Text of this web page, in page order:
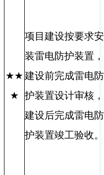
★★
★
项目建设按要求安
装雷电防护装置，
建设前完成雷电防
护装置设计审核，
建设后完成雷电防
护装置竣工验收。